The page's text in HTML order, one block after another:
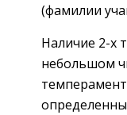
(фамилии
Наличие 2-х
небольшом